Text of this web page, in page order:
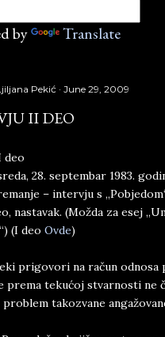
by Translate
Pekić June 29, 2009
II DEO
deo
28. septembar 1983.
– intervju s
nastavak. (Možda za esej
(I deo Ovde)
prigovori na račun odnosa
prema tekućoj stvarnosti ne
takozvane